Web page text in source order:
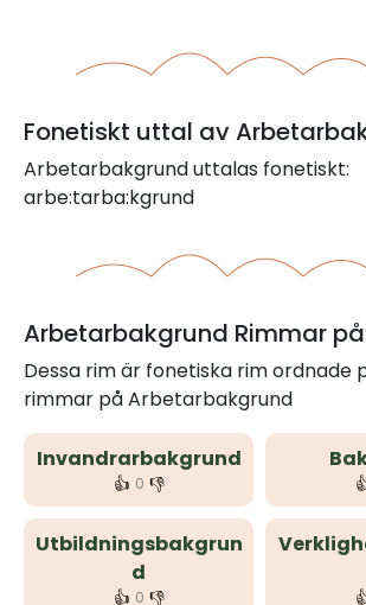
Fonetiskt uttal av
Arbetarbakgrund uttalas fonetiskt:
arbe:tarba:kgrund
Arbetarbakgrund Rimmar
Dessa rim är fonetiska rim ordnade
rimmar på Arbetarbakgrund
Invandrarbakgrund
👍 0 👎
Utbildningsbakgrun
d
👍 0 👎